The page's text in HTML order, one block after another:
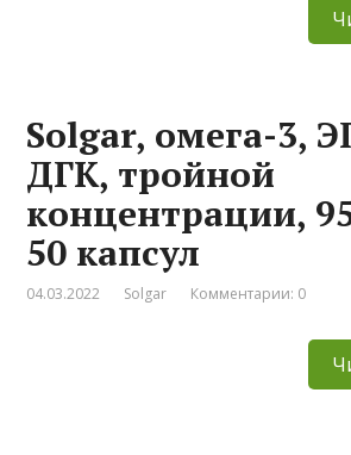
Solgar, омега-3,
ДГК, тройной
концентрации,
50 капсул
04.03.2022 Solgar Комментарии: 0